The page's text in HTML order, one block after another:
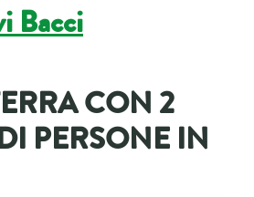
Bacci
CON 2
PERSONE IN